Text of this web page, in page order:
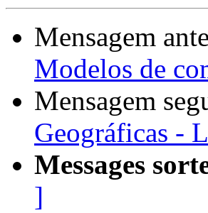
Mensagem
Modelos de
Mensagem
Geográficas -
Messages
]